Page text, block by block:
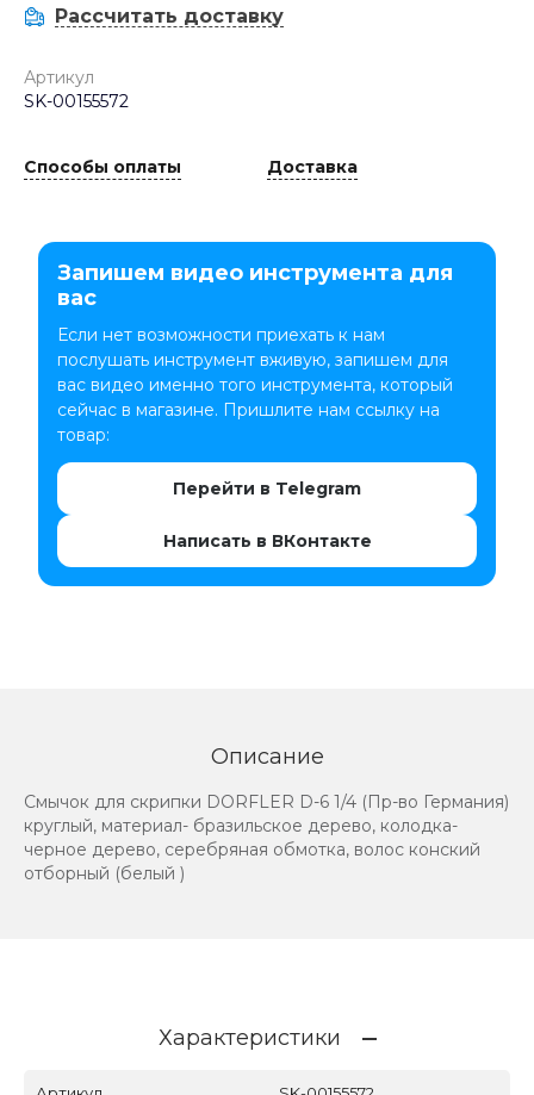
Рассчитать доставку
Артикул
SK-00155572
Способы оплаты Доставка
Запишем видео инструмента для
вас
Если нет возможности приехать к нам
послушать инструмент вживую, запишем для
вас видео именно того инструмента, который
сейчас в магазине. Пришлите нам ссылку на
товар:
Перейти в Telegram
Написать в ВКонтакте
Описание
Смычок для скрипки DORFLER D-6 1/4 (Пр-во Германия)
круглый, материал- бразильское дерево, колодка-
черное дерево, серебряная обмотка, волос конский
отборный (белый )
Характеристики